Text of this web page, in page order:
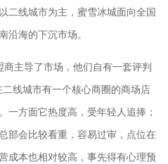
二线城市为主，蜜雪冰城面向全国
沿海的下沉市场。
主导了市场，他们自有一套评判
线城市有一个核心商圈的商场店
一方面它热度高，受年轻人追捧；
部会比较看重，容易过审，点位在
成本也相对较高，事先得有心理预